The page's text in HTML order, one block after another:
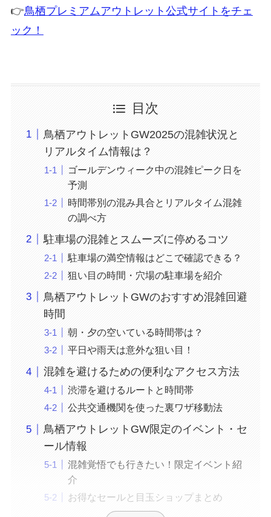
👉鳥栖プレミアムアウトレット公式サイトをチェ
ック！
目次
鳥栖アウトレットGW2025の混雑状況と
リアルタイム情報は？
ゴールデンウィーク中の混雑ピーク日を
予測
時間帯別の混み具合とリアルタイム混雑
の調べ方
駐車場の混雑とスムーズに停めるコツ
駐車場の満空情報はどこで確認できる？
狙い目の時間・穴場の駐車場を紹介
鳥栖アウトレットGWのおすすめ混雑回避
時間
朝・夕の空いている時間帯は？
平日や雨天は意外な狙い目！
混雑を避けるための便利なアクセス方法
渋滞を避けるルートと時間帯
公共交通機関を使った裏ワザ移動法
鳥栖アウトレットGW限定のイベント・セ
ール情報
混雑覚悟でも行きたい！限定イベント紹
介
お得なセールと目玉ショップまとめ